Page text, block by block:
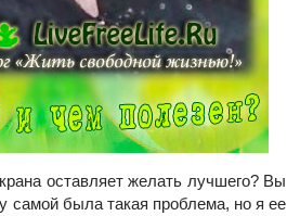
оставляет желать лучшего? Вы
самой была такая проблема, но я ее